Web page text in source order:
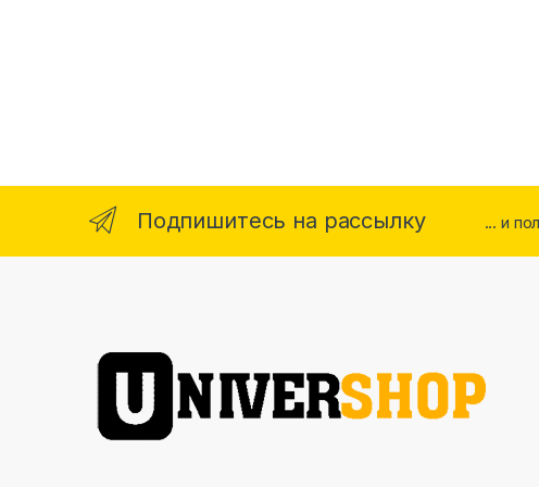
Подпишитесь на рассылку ... и